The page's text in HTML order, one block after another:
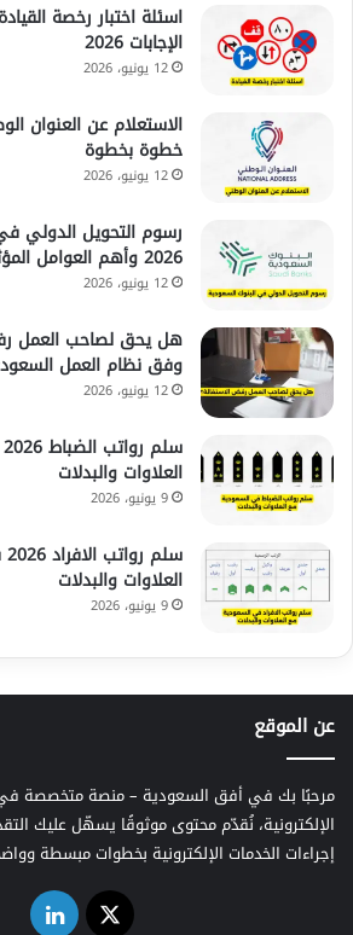
اسئلة اختبار رخصة
الإجابات 2026
12 يونيو، 2026
خطوة بخطوة
12 يونيو، 2026
رسوم التحويل الدولي
2026 وأهم العوامل المؤثرة عليها
12 يونيو، 2026
هل يحق لصاحب العمل
وفق نظام العمل
12 يونيو، 2026
العلاوات والبدلات
9 يونيو، 2026
العلاوات والبدلات
9 يونيو، 2026
عن الموقع
مرحبًا بك في أفق السعودية – منصة متخصصة
الإلكترونية، نُقدّم محتوى موثوقًا يسهّل عليك
إجراءات الخدمات الإلكترونية بخطوات مبسطة
‫X